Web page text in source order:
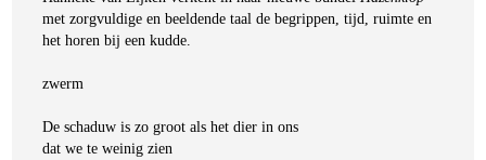
met zorgvuldige en beeldende taal de begrippen, tijd, ruimte en
het horen bij een kudde.
zwerm
De schaduw is zo groot als het dier in ons
dat we te weinig zien